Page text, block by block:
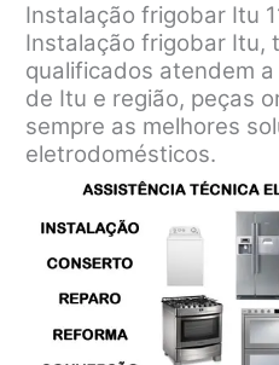
Instalação frigobar Itu
Instalação frigobar Itu,
qualificados atendem
de Itu e região, peças
sempre as melhores
eletrodomésticos.